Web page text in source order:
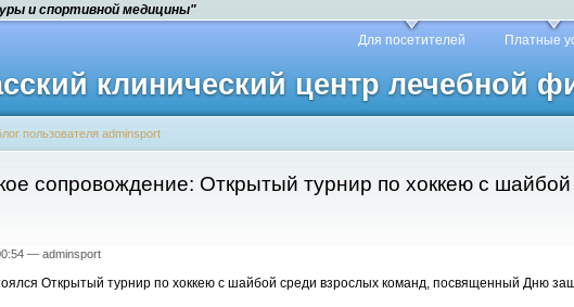
и спортивной медицины"
клинический центр лечебной
Для посетителей Платные
пользователя adminsport
сопровождение: Открытый турнир по хоккею с
— adminsport
Открытый турнир по хоккею с шайбой среди взрослых команд, посвященный Дню